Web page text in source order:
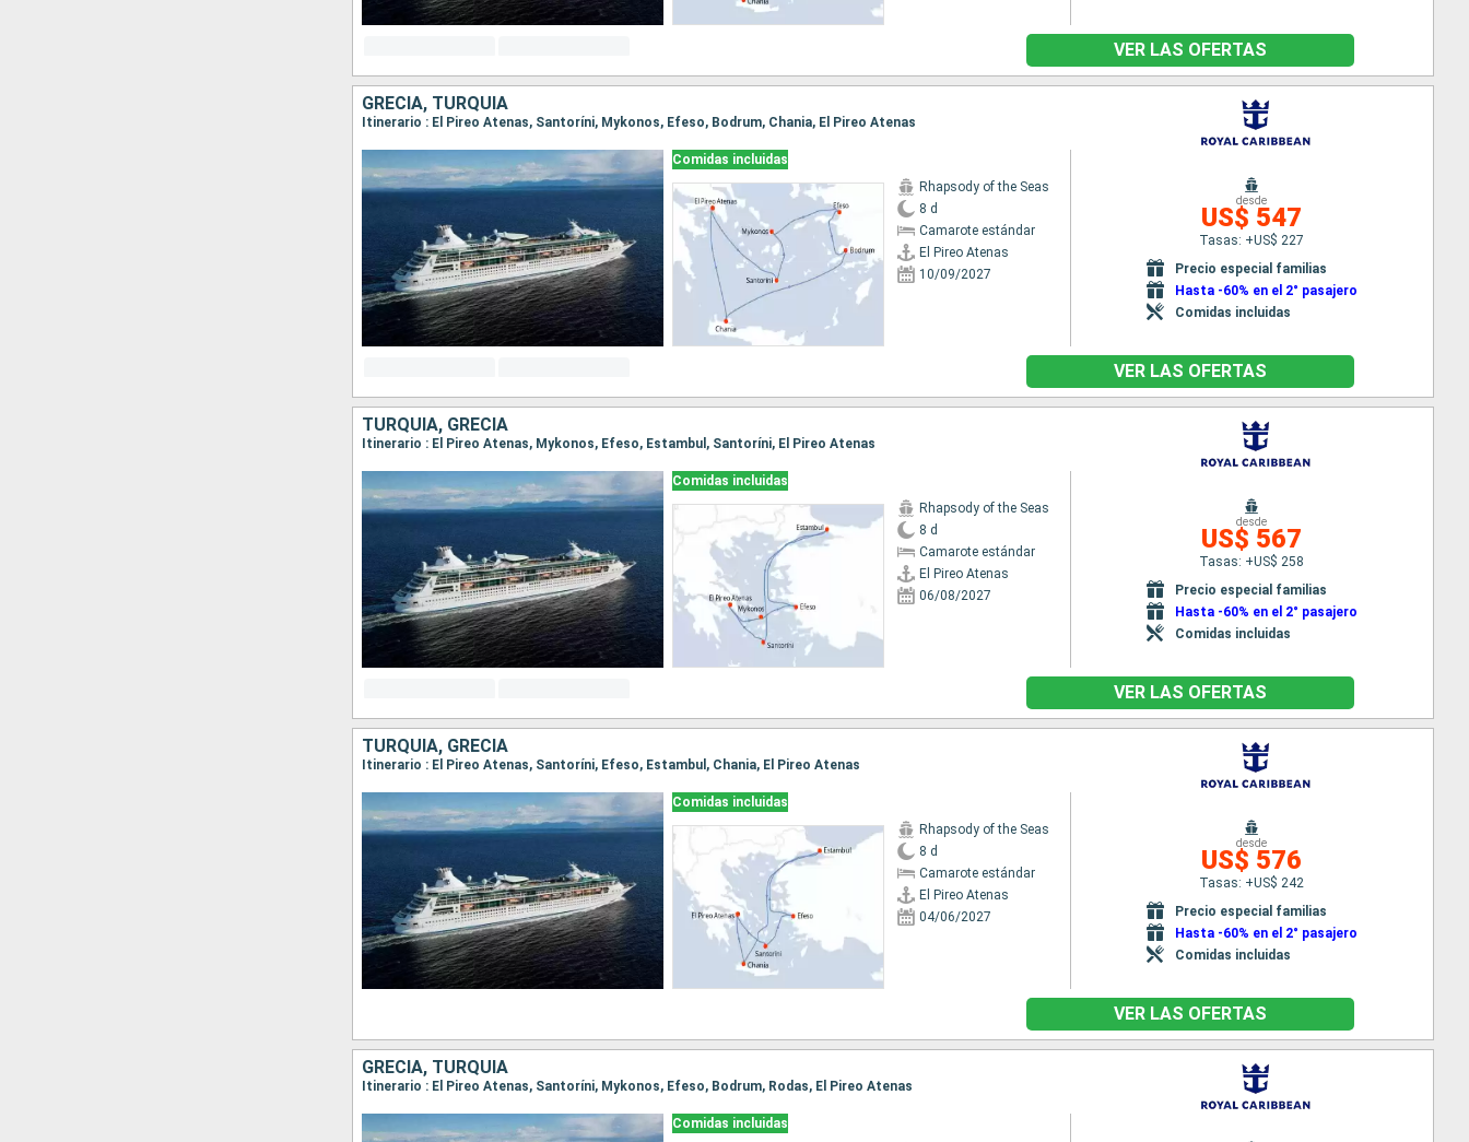
VER LAS OFERTAS
GRECIA, TURQUÍA
Itinerario : El Pireo Atenas, Santoríni, Mykonos, Efeso, Bodrum, Chania, El Pireo Atenas
Comidas incluidas
Rhapsody of the Seas
8 d
Camarote estándar
El Pireo Atenas
10/09/2027
desde
US$ 547
Tasas: +US$ 227
Precio especial familias
Hasta -60% en el 2° pasajero
Comidas incluidas
VER LAS OFERTAS
TURQUÍA, GRECIA
Itinerario : El Pireo Atenas, Mykonos, Efeso, Estambul, Santoríni, El Pireo Atenas
Comidas incluidas
Rhapsody of the Seas
8 d
Camarote estándar
El Pireo Atenas
06/08/2027
desde
US$ 567
Tasas: +US$ 258
Precio especial familias
Hasta -60% en el 2° pasajero
Comidas incluidas
VER LAS OFERTAS
TURQUÍA, GRECIA
Itinerario : El Pireo Atenas, Santoríni, Efeso, Estambul, Chania, El Pireo Atenas
Comidas incluidas
Rhapsody of the Seas
8 d
Camarote estándar
El Pireo Atenas
04/06/2027
desde
US$ 576
Tasas: +US$ 242
Precio especial familias
Hasta -60% en el 2° pasajero
Comidas incluidas
VER LAS OFERTAS
GRECIA, TURQUÍA
Itinerario : El Pireo Atenas, Santoríni, Mykonos, Efeso, Bodrum, Rodas, El Pireo Atenas
Comidas incluidas